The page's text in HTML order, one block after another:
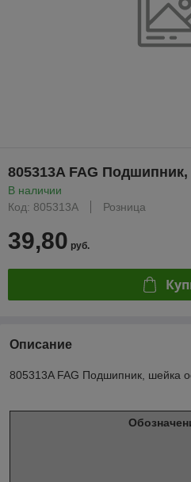
805313A FAG
В наличии
Код: 805313A
Розница
39,80 руб.
Описание
805313A FAG Подшипник, шейка